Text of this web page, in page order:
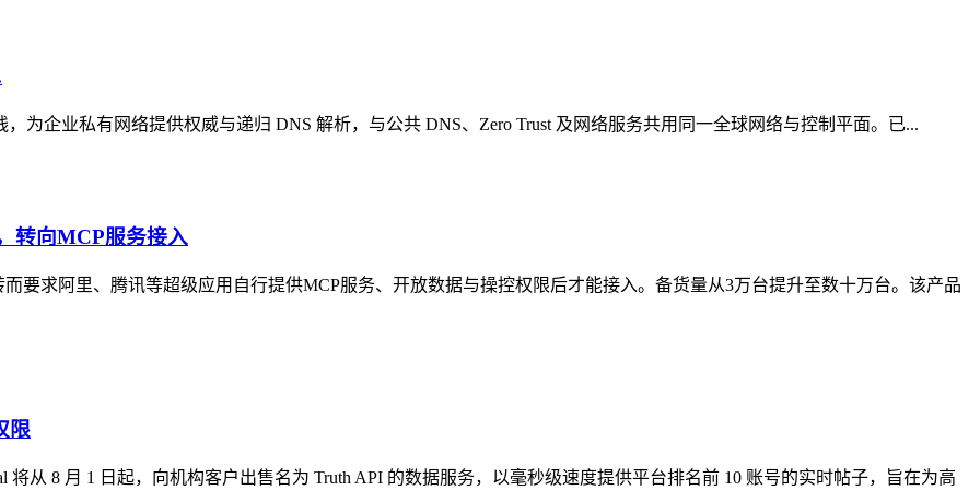
，为企业私有网络提供权威与递归 DNS 解析，与公共 DNS、Zero Trust 及网络服务共用同一全球网络与控制平面。已...
转向MCP服务接入
要求阿里、腾讯等超级应用自行提供MCP服务、开放数据与操控权限后才能接入。备货量从3万台提升至数十万台。该产品
限
从 8 月 1 日起，向机构客户出售名为 Truth API 的数据服务，以毫秒级速度提供平台排名前 10 账号的实时帖子，旨在为高